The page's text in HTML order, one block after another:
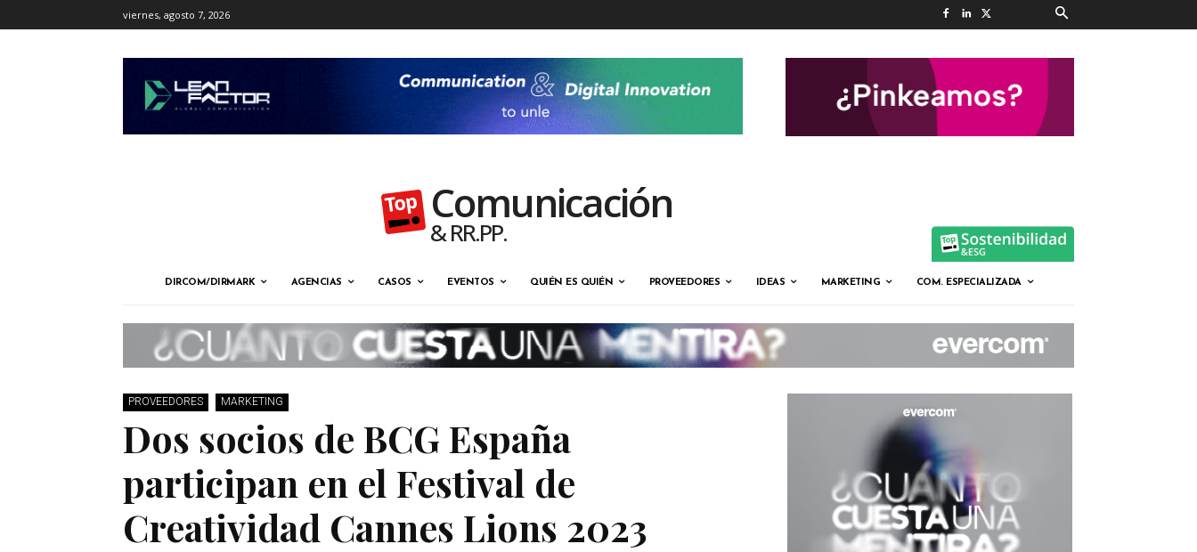
viernes, agosto 7, 2026
Comunicación
& RR.PP.
DIRCOM/DIRMARK AGENCIAS CASOS EVENTOS QUIÉN ES QUIÉN PROVEEDORES IDEAS MARKETING COM. ESPECIALIZADA
PROVEEDORES MARKETING
Dos socios de BCG España
participan en el Festival de
Creatividad Cannes Lions 2023